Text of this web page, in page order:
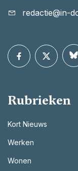
redactie@in-
Rubrieken
Kort Nieuws
Werken
Wonen